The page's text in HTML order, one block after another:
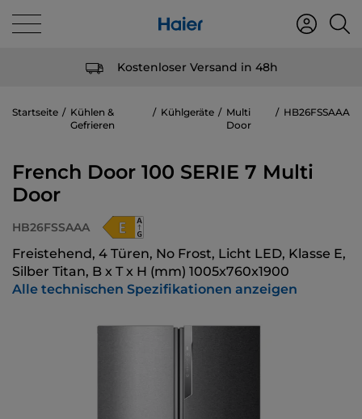
Kostenloser Versand in 48h
Startseite
Kühlen &
Gefrieren
Kühlgeräte
Multi
Door
HB26FSSAAA
French Door 100 SERIE 7 Multi
Door
HB26FSSAAA
Freistehend, 4 Türen, No Frost, Licht LED, Klasse E,
Silber Titan, B x T x H (mm) 1005x760x1900
Alle technischen Spezifikationen anzeigen